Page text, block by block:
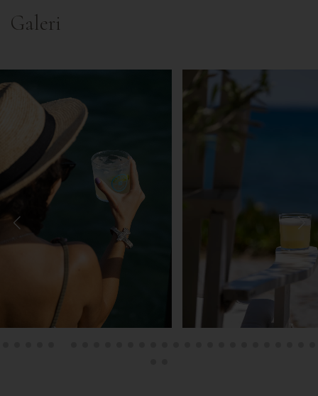
Galeri